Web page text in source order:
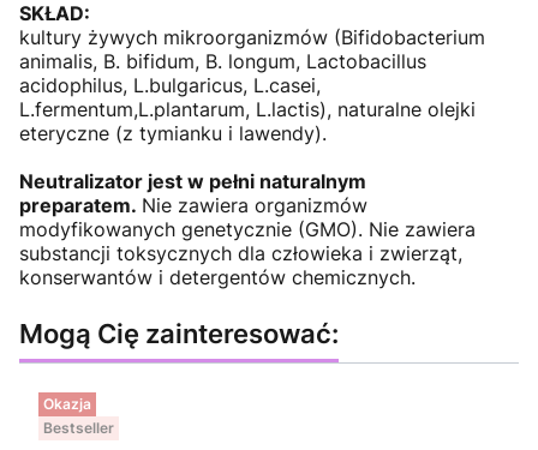
SKŁAD:
kultury żywych mikroorganizmów (Bifidobacterium
animalis, B. bifidum, B. longum, Lactobacillus
acidophilus, L.bulgaricus, L.casei,
L.fermentum,L.plantarum, L.lactis), naturalne olejki
eteryczne (z tymianku i lawendy).
Neutralizator jest w pełni naturalnym
preparatem. Nie zawiera organizmów
modyfikowanych genetycznie (GMO). Nie zawiera
substancji toksycznych dla człowieka i zwierząt,
konserwantów i detergentów chemicznych.
Mogą Cię zainteresować:
Okazja
Bestseller